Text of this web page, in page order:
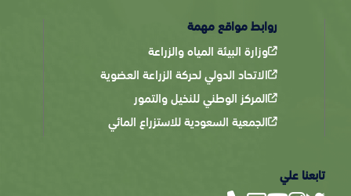
روابط مواقع مهمة
وزارة البيئة المياه والزراعة
الاتحاد الدولي لحركة الزراعة العضوية
المركز الوطني للنخيل والتمور
الجمعية السعودية للاستزراع المائي
تابعنا علي